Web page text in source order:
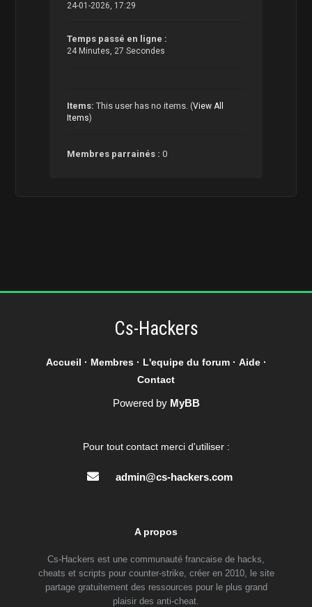
24-01-2026, 17:29
Temps passé en ligne :
24 Minutes, 27 Secondes
Items: This user has no items. (View All
Items)
Membres parrainés :0
Cs-Hackers
Accueil · Membres· L'equipe du forum· Aide·
Contact
Powered by MyBB
Pour tout contact merci d'utiliser :
admin@cs-hackers.com
A propos
Cs-Hackers est une communauté francaise de hacks,
cheats et scripts pour counter-strike, créer en 2010, le site
partage gratuitement des ressources pour le plus grand
plaisir des anti-cheat.